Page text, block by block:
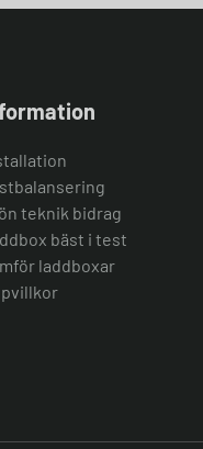
teknik bidrag
bäst i test
laddboxar